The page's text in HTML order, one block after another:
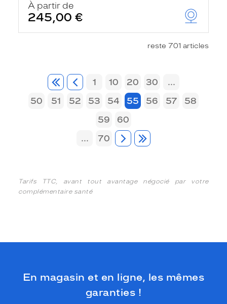
À partir de
245,00 €
reste 701 articles
1 10 20 30
...
50
51 52 53 54 55 56 57
58
59
60
...
70
Tarifs TTC, avant tout avantage négocié par votre
complémentaire santé
En magasin et en ligne, les mêmes
garanties !